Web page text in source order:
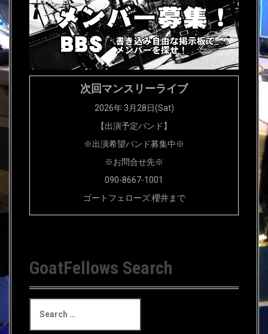
次回マンスリーライブ
2026年 3月28日(Sat)
【出演予定バンド】
※出演希望バンド募集中※
※お問合せ先※
090-8667-1001
ゴートフェローズ:櫻井まで
GoatFellows Search
a